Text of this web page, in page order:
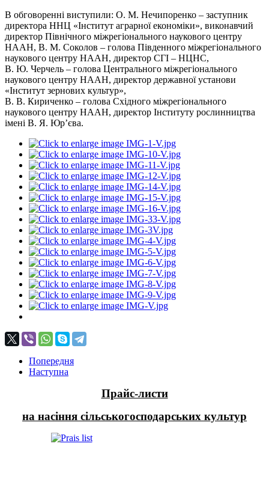
В обговоренні виступили: О. М. Нечипоренко – заступник
директора ННЦ «Інститут аграрної економіки», виконавчий
директор Північного міжрегіонального наукового центру
НААН, В. М. Соколов – голова Південного міжрегіонального
наукового центру НААН, директор СГІ – НЦНС,
В. Ю. Черчель – голова Центрального міжрегіонального
наукового центру НААН, директор державної установи
«Інститут зернових культур»,
В. В. Кириченко – голова Східного міжрегіонального
наукового центру НААН, директор Інституту рослинництва
імені В. Я. Юр’єва.
Попередня
Наступна
Прайс-листи
на насіння сільськогосподарських культур